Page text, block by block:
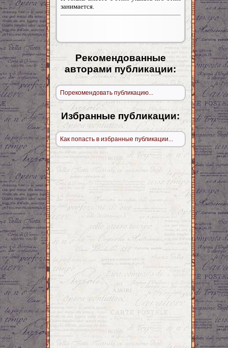
занимается.
Рекомендованные
авторами публикации:
Порекомендовать публикацию...
Избранные публикации:
Как попасть в избранные публикации...